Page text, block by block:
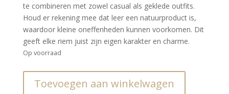
te combineren met zowel casual als geklede outfits.
Houd er rekening mee dat leer een natuurproduct is,
waardoor kleine oneffenheden kunnen voorkomen. Dit
geeft elke riem juist zijn eigen karakter en charme.
Op voorraad
donkerblauw
Toevoegen aan winkelwagen